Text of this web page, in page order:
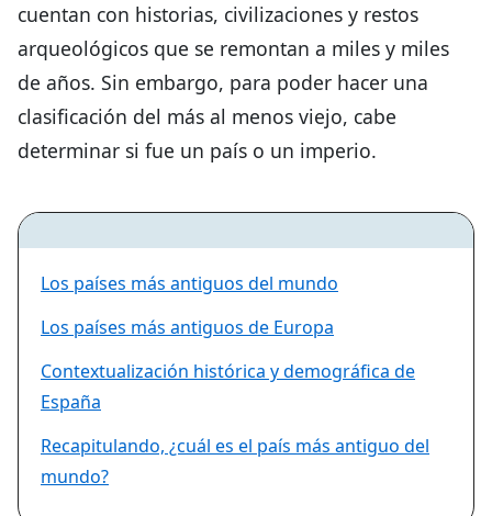
cuentan con historias, civilizaciones y restos
arqueológicos que se remontan a miles y miles
de años. Sin embargo, para poder hacer una
clasificación del más al menos viejo, cabe
determinar si fue un país o un imperio.
Los países más antiguos del mundo
Los países más antiguos de Europa
Contextualización histórica y demográfica de
España
Recapitulando, ¿cuál es el país más antiguo del
mundo?